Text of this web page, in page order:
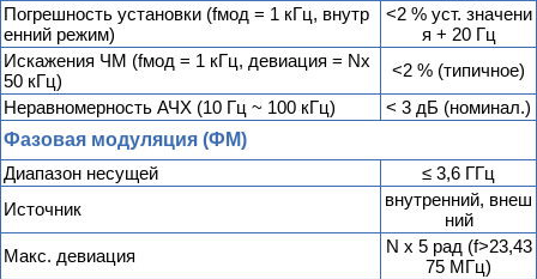
Погрешность установки (fмод = 1 кГц, внутр
енний режим)
<2 % уст. значени
я + 20 Гц
Искажения ЧМ (fмод = 1 кГц, девиация = Nx
50 кГц)
<2 % (типичное)
Неравномерность АЧХ (10 Гц ~ 100 кГц)
< 3 дБ (номинал.)
Фазовая модуляция (ФМ)
Диапазон несущей
≤ 3,6 ГГц
Источник
внутренний, внеш
ний
Макс. девиация
N x 5 рад (f>23,43
75 МГц)